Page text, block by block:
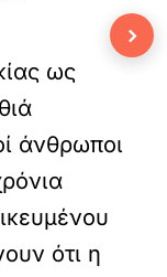
ως
άνθρωποι
ότι η
›